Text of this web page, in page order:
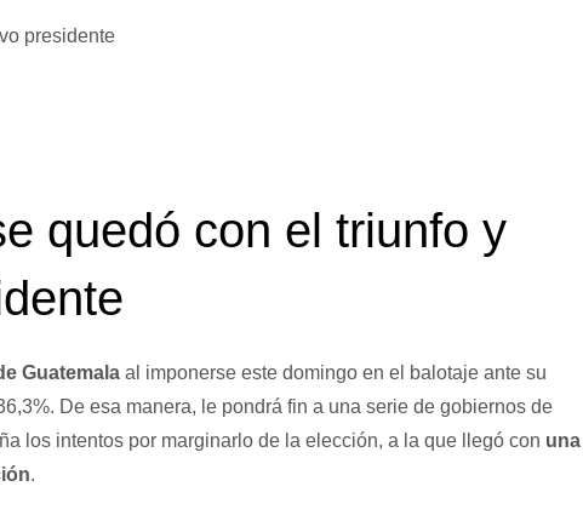
quedó con el triunfo y
Guatemalaal imponerse este domingo en el balotaje ante su
De esa manera, le pondrá fin a una serie de gobiernos de
los intentos por marginarlo de la elección, a la que llegó con una
.